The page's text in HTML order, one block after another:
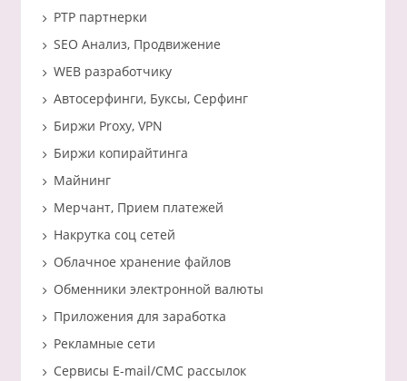
PTP партнерки
SEO Анализ, Продвижение
WEB разработчику
Автосерфинги, Буксы, Серфинг
Биржи Proxy, VPN
Биржи копирайтинга
Майнинг
Мерчант, Прием платежей
Накрутка соц сетей
Облачное хранение файлов
Обменники электронной валюты
Приложения для заработка
Рекламные сети
Сервисы E-mail/СМС рассылок